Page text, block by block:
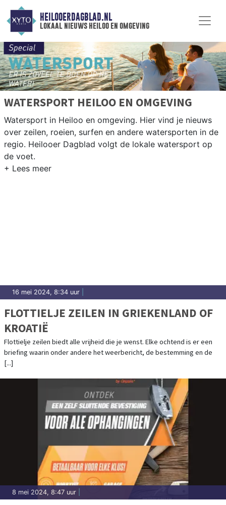
HEILOOERDAGBLAD.NL
lokaal nieuws heiloo en omgeving
WATERSPORT HEILOO EN OMGEVING
Watersport in Heiloo en omgeving. Hier vind je nieuws
over zeilen, roeien, surfen en andere watersporten in de
regio. Heilooer Dagblad volgt de lokale watersport op
de voet.
16 mei 2024, 8:34 uur
FLOTTIELJE ZEILEN IN GRIEKENLAND OF
KROATIË
Flottielje zeilen biedt alle vrijheid die je wenst. Elke ochtend is er een
briefing waarin onder andere het weerbericht, de bestemming en de
[...]
8 mei 2024, 8:47 uur